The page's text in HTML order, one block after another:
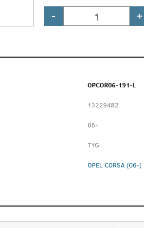
- +
OPCOR06-191-L
13229482
06-
TYG
OPEL CORSA (06-)